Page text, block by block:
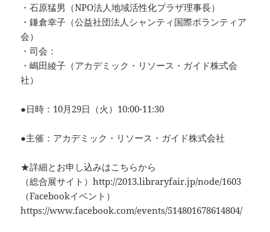
・石原猛男（NPO法人地域活性化プラザ理事長）
・鎌倉幸子（公益社団法人シャンティ国際ボランティア
会）
・司会：
・嶋田綾子（アカデミック・リソース・ガイド株式会
社）
●日時：10月29日（火）10:00-11:30
●主催：アカデミック・リソース・ガイド株式会社
★詳細とお申し込みはこちらから
（総合展サイト）http://2013.libraryfair.jp/node/1603
（Facebookイベント）
https://www.facebook.com/events/514801678614804/